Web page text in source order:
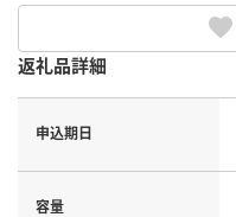
返礼品詳細
申込期日
容量